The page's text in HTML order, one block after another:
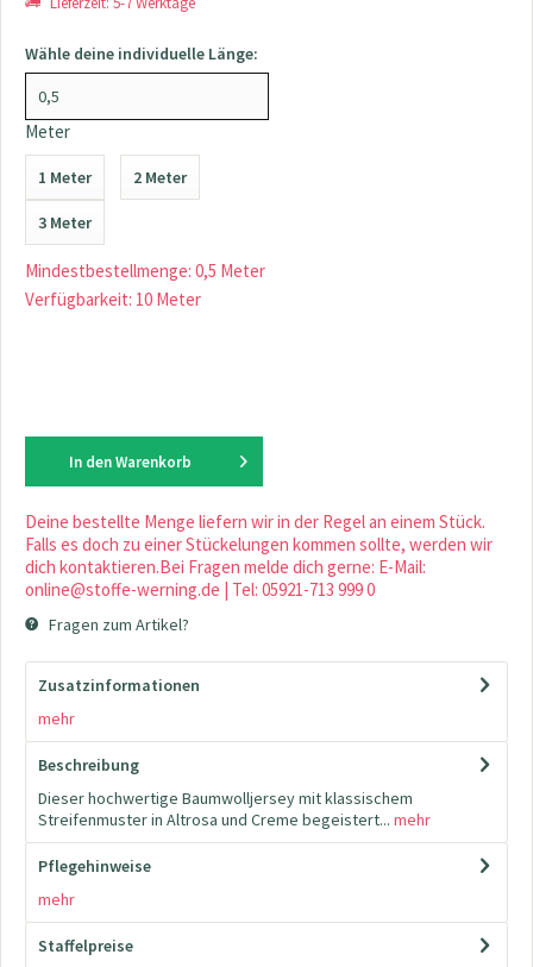
Wähle deine individuelle Länge:
Meter
1 Meter 2 Meter
3 Meter
Mindestbestellmenge: 0,5 Meter
Verfügbarkeit: 10 Meter
In den Warenkorb
Deine bestellte Menge liefern wir in der Regel an einem Stück.
Falls es doch zu einer Stückelungen kommen sollte, werden wir
dich kontaktieren.Bei Fragen melde dich gerne: E-Mail:
online@stoffe-werning.de | Tel: 05921-713 999 0
Fragen zum Artikel?
Zusatzinformationen
mehr
Beschreibung
Dieser hochwertige Baumwolljersey mit klassischem
Streifenmuster in Altrosa und Creme begeistert... mehr
Pflegehinweise
mehr
Staffelpreise